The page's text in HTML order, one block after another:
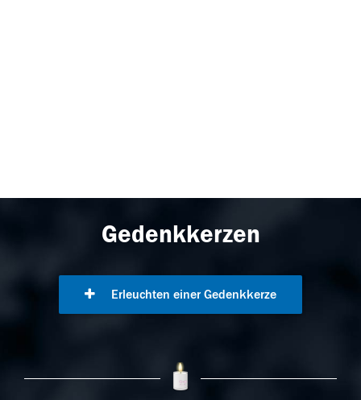
Gedenkkerzen
Erleuchten einer Gedenkkerze